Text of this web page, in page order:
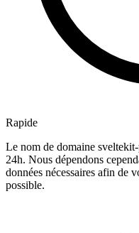
Rapide
Le nom de domaine
24h. Nous dépendons
données nécessaires afin de
possible.